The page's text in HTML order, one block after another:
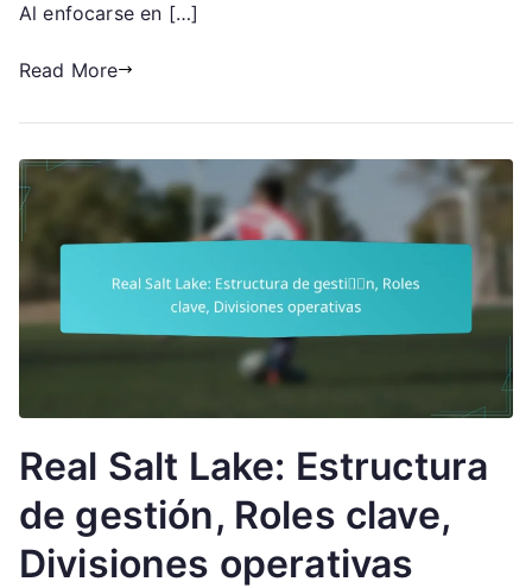
impacto
Al enfocarse en […]
Read More
Real Salt Lake: Estructura
de gestión, Roles clave,
Divisiones operativas